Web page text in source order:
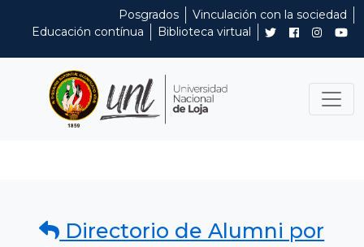
Posgrados
Vinculación con la sociedad
Educación contínua
Biblioteca virtual
Directorio de Alumni por